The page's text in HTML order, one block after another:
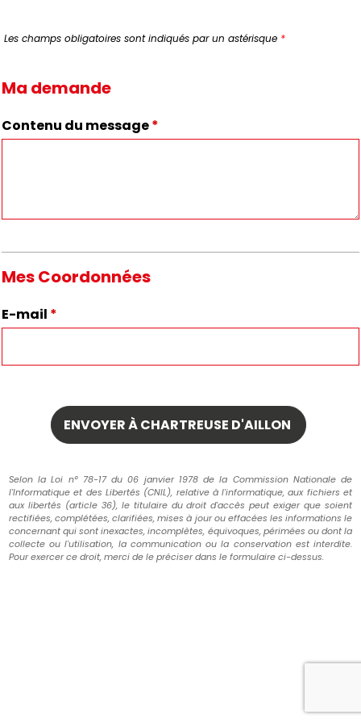
Les champs obligatoires sont indiqués par un astérisque *
Ma demande
Contenu du message*
Mes Coordonnées
E-mail *
Selon la Loi n° 78-17 du 06 janvier 1978 de la Commission Nationale de
l'Informatique et des Libertés (CNIL), relative à l'informatique, aux fichiers et
aux libertés (article 36), le titulaire du droit d'accès peut exiger que soient
rectifiées, complétées, clarifiées, mises à jour ou effacées les informations le
concernant qui sont inexactes, incomplètes, équivoques, périmées ou dont la
collecte ou l'utilisation, la communication ou la conservation est interdite.
Pour exercer ce droit, merci de le préciser dans le formulaire ci-dessus.